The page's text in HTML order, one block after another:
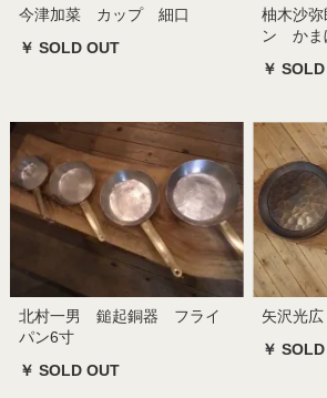
今津加菜 カップ 細口
￥ SOLD OUT
柚木沙
ン かま
￥
北村一男 鎚起銅器 フライ
パン6寸
￥ SOLD OUT
矢沢光
￥